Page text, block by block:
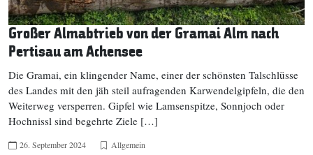
Großer Almabtrieb von der Gramai Alm nach
Pertisau am Achensee
Die Gramai, ein klingender Name, einer der schönsten Talschlüsse
des Landes mit den jäh steil aufragenden Karwendelgipfeln, die den
Weiterweg versperren. Gipfel wie Lamsenspitze, Sonnjoch oder
Hochnissl sind begehrte Ziele […]
26. September 2024 Allgemein